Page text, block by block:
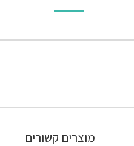
מוצרים קשורים